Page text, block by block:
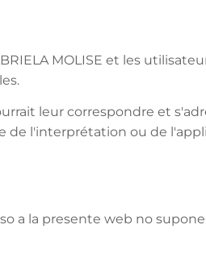
MOLISE et les
leur correspondre et
l'interprétation ou de
a la presente web no